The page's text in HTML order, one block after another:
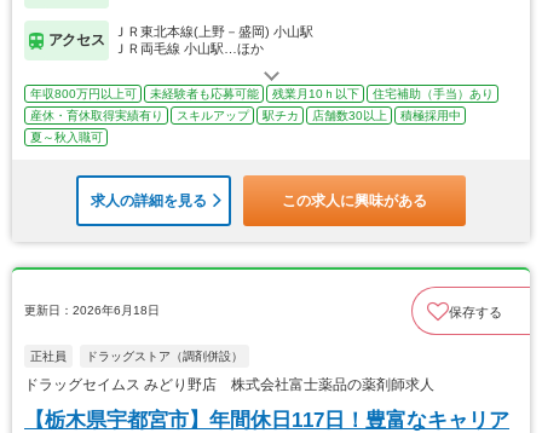
アクセス
ＪＲ東北本線(上野－盛岡) 小山駅
ＪＲ両毛線 小山駅…ほか
年収800万円以上可 未経験者も応募可能 残業月10ｈ以下
住宅補助（手当）あり
産休・育休取得実績有り
スキルアップ 駅チカ 店舗数30以上
積極採用中
夏～秋入職可
求人の詳細を見る この求人に興味がある
更新日：2026年6月18日 保存する
正社員 ドラッグストア（調剤併設）
ドラッグセイムス みどり野店 株式会社富士薬品の薬剤師求人
【栃木県宇都宮市】年間休日117日！豊富なキャリア